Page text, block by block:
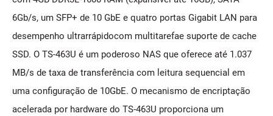
6Gb/s, um SFP+ de 10 GbE e quatro portas Gigabit LAN para
desempenho ultrarrápidocom multitarefae suporte de cache
SSD. O TS-463U é um poderoso NAS que oferece até 1.037
MB/s de taxa de transferência com leitura sequencial em
uma configuração de 10GbE. O mecanismo de encriptação
acelerada por hardware do TS-463U proporciona um